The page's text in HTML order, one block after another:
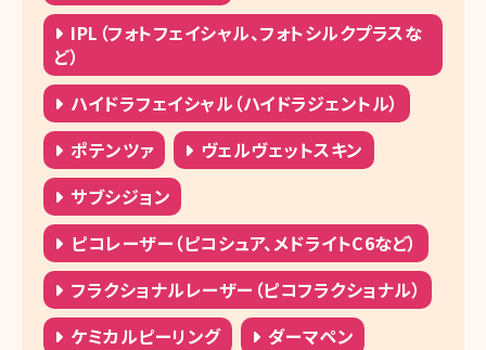
IPL（フォトフェイシャル、フォトシルクプラスな
ど）
ハイドラフェイシャル（ハイドラジェントル）
ポテンツァ
ヴェルヴェットスキン
サブシジョン
ピコレーザー（ピコシュア、メドライトC6など）
フラクショナルレーザー（ピコフラクショナル）
ケミカルピーリング
ダーマペン